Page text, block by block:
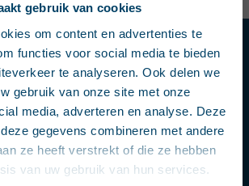
gebruik van cookies
om content en advertenties te
functies voor social media te bieden
te analyseren. Ook delen we
gebruik van onze site met onze
media, adverteren en analyse. Deze
gegevens combineren met andere
ze heeft verstrekt of die ze hebben
van uw gebruik van hun services.
Kingdom)
(Nederland)
or problems?
a sales representative or product